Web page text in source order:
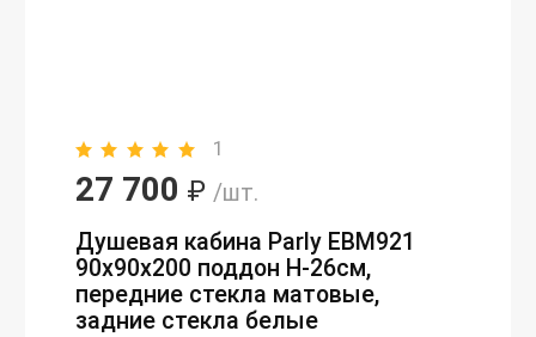
1
27 700 ₽ /шт.
Душевая кабина Parly EBM921
90х90х200 поддон H-26см,
передние стекла матовые,
задние стекла белые